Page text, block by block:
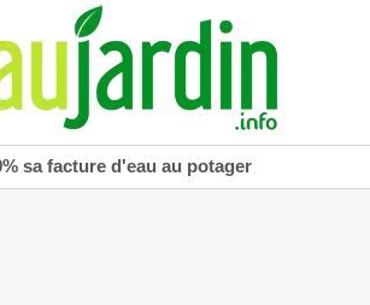
sa facture d'eau au potager